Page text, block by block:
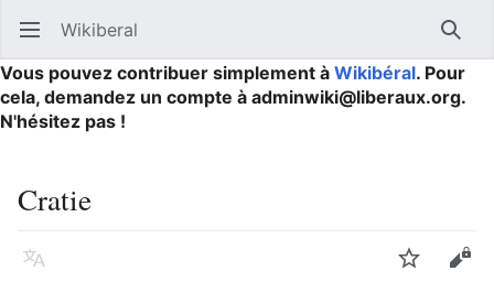
Ouvrir le menu principal Wikiberal
Vous pouvez contribuer simplement à Wikibéral. Pour
cela, demandez un compte à adminwiki@liberaux.org.
N'hésitez pas !
Cratie
Langue Suivre